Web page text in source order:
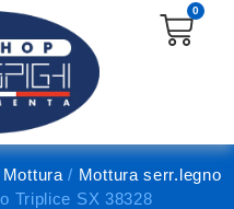
0
Mottura / Mottura serr.legno
Triplice SX 38328